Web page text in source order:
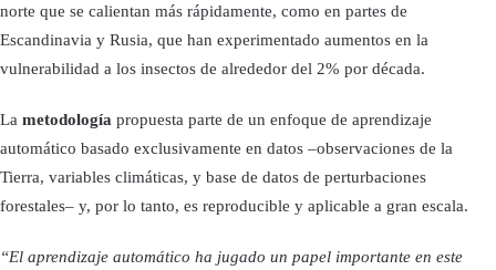
norte que se calientan más rápidamente, como en partes de
Escandinavia y Rusia, que han experimentado aumentos en la
vulnerabilidad a los insectos de alrededor del 2% por década.
La metodología propuesta parte de un enfoque de aprendizaje
automático basado exclusivamente en datos –observaciones de la
Tierra, variables climáticas, y base de datos de perturbaciones
forestales– y, por lo tanto, es reproducible y aplicable a gran escala.
“El aprendizaje automático ha jugado un papel importante en este